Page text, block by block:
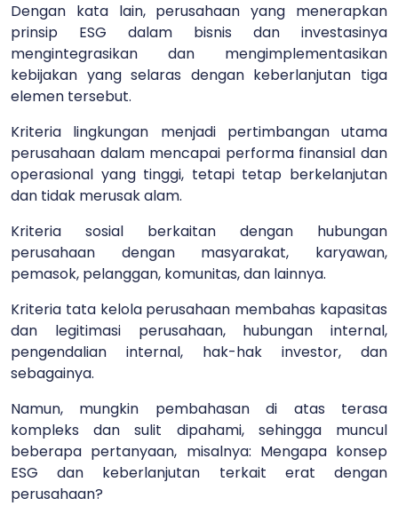
Dengan kata lain, perusahaan yang menerapkan
prinsip ESG dalam bisnis dan investasinya
mengintegrasikan dan mengimplementasikan
kebijakan yang selaras dengan keberlanjutan tiga
elemen tersebut.
Kriteria lingkungan menjadi pertimbangan utama
perusahaan dalam mencapai performa finansial dan
operasional yang tinggi, tetapi tetap berkelanjutan
dan tidak merusak alam.
Kriteria sosial berkaitan dengan hubungan
perusahaan dengan masyarakat, karyawan,
pemasok, pelanggan, komunitas, dan lainnya.
Kriteria tata kelola perusahaan membahas kapasitas
dan legitimasi perusahaan, hubungan internal,
pengendalian internal, hak-hak investor, dan
sebagainya.
Namun, mungkin pembahasan di atas terasa
kompleks dan sulit dipahami, sehingga muncul
beberapa pertanyaan, misalnya: Mengapa konsep
ESG dan keberlanjutan terkait erat dengan
perusahaan?